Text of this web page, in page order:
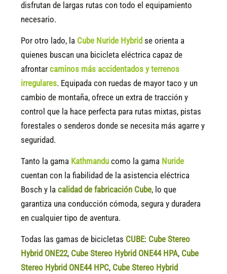
disfrutan de largas rutas con todo el equipamiento
necesario.
Por otro lado, la Cube Nuride Hybrid se orienta a
quienes buscan una bicicleta eléctrica capaz de
afrontarcaminos más accidentados y terrenos
irregulares. Equipada con ruedas de mayor taco y un
cambio de montaña, ofrece un extra de tracción y
control que la hace perfecta para rutas mixtas, pistas
forestales o senderos donde se necesita más agarre y
seguridad.
Tanto la gama Kathmandu como la gama Nuride
cuentan con la fiabilidad de la asistencia eléctrica
Bosch y lacalidad de fabricación Cube, lo que
garantiza una conducción cómoda, segura y duradera
en cualquier tipo de aventura.
Todas las gamas de bicicletas CUBE: Cube Stereo
Hybrid ONE22, Cube Stereo Hybrid ONE44 HPA, Cube
Stereo Hybrid ONE44 HPC, Cube Stereo Hybrid